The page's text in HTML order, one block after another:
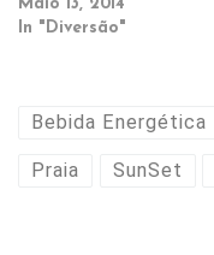
Maio 13, 2014
In "Diversão"
Bebida Energética
Praia SunSet